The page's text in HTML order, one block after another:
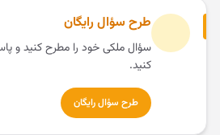
طرح سؤال رایگان
سؤال ملکی خود را مطرح کنید و
کنید.
طرح سؤال رایگان